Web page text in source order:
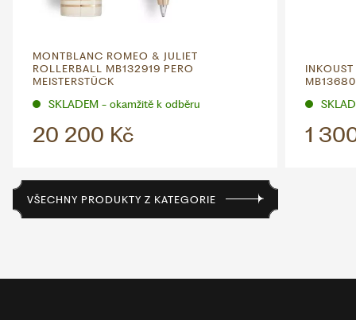
MONTBLANC ROMEO & JULIET
ROLLERBALL MB132919 PERO
MEISTERSTÜCK
SKLADEM - okamžitě k odběru
20 200 Kč 1
VŠECHNY PRODUKTY Z KATEGORIE